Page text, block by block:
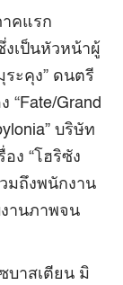
าคแรก
งเป็นหัวหน้าผู้
ระคุง” ดนตรี
“Fate/Grand
บริษัท
ง “โฮริซัง
วมถึงพนักงาน
านภาพจน
บาสเตียน มิ